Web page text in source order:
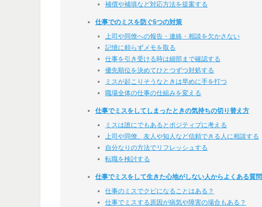
補償や補填など対応方法を提案する
仕事でのミスを防ぐ6つの対策
上司や同僚への報告・連絡・相談を欠かさない
記憶に頼らずメモを取る
仕事を引き受ける時は細部まで確認する
優先順位を決めてひとつずつ対処する
ミスが起こりそうなときは早めに手を打つ
職場全体の仕事の仕組みを変える
仕事でミスをしてしまったときの気持ちの切り替え方
ミスは誰にでもあるとポジティブに考える
上司や同僚、友人や知人など信頼できる人に相談する
自分なりの方法でリフレッシュする
転職を検討する
仕事でミスをして生きた心地がしない人からよくある質問
仕事のミスでクビになることはある？
仕事でミスする原因が病気や障害の場合もある？